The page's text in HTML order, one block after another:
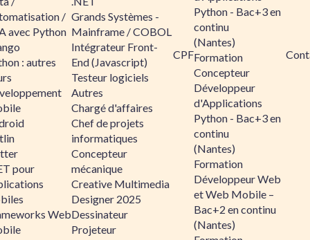
/
avec Python
: autres
pour
Web
Grands Systèmes -
Mainframe / COBOL
Intégrateur Front-
End (Javascript)
Testeur logiciels
Autres
Chargé d'affaires
Chef de projets
informatiques
Concepteur
mécanique
Creative Multimedia
Designer 2025
Dessinateur
Projeteur
CPF
Python - Bac+3 en
continu
(Nantes)
Formation
Concepteur
Développeur
d'Applications
Python - Bac+3 en
continu
(Nantes)
Formation
Développeur Web
et Web Mobile –
Bac+2 en continu
(Nantes)